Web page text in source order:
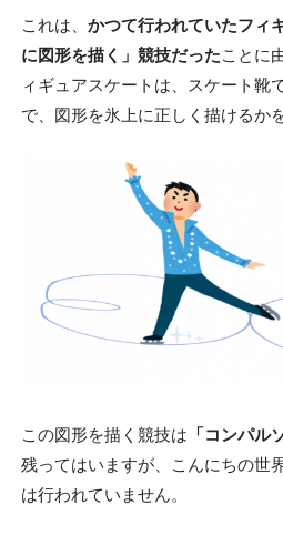
これは、 かつて行われていたフィ
に図形を描く」競技だったことに
ィギュアスケートは、スケート靴
で、図形を氷上に正しく描けるか
この図形を描く競技は 「コンパル
残ってはいますが、こんにちの世
は行われていません。